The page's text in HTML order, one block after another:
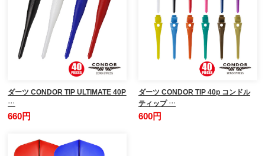
ダーツ CONDOR TIP ULTIMATE 40P
…
660円
ダーツ CONDOR TIP 40p コンドル
ティップ …
600円